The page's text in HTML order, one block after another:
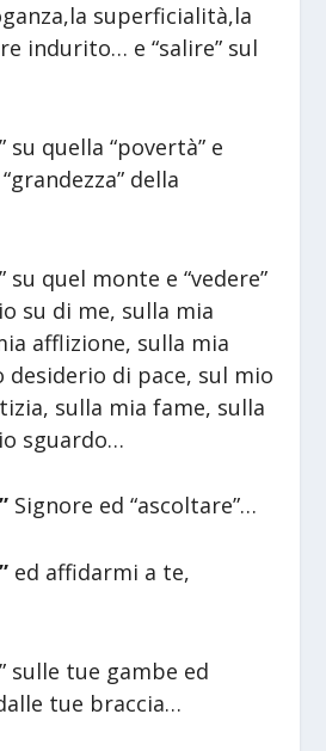
superficialità,la
indurito… e “salire” sul
” su quella “povertà” e
della
” su quel monte e “vedere”
su di me, sulla mia
afflizione, sulla mia
desiderio di pace, sul mio
sulla mia fame, sulla
sguardo…
Signore ed “ascoltare”…
ed affidarmi a te,
” sulle tue gambe ed
tue braccia…